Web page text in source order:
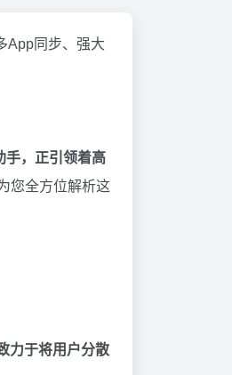
App同步、强大
手，正引领着高
您全方位解析这
力于将用户分散